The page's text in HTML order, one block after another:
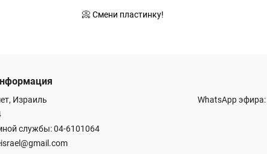
📀 Смени пластинку!
Израиль
службы: 04-6101064
WhatsApp эфира: